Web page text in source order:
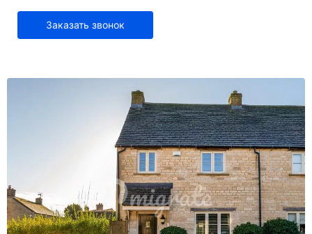
Заказать звонок